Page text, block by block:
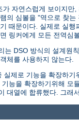
가 자연스럽게 보이지
의 심볼을 "역으로 찾
때문이다. 실제로 실
링커에게 모든 전역심
는 DSO 방식의 설계원
체를 사용하지 않는다.
실제로 기능을 확장하
기능을 확장하기위해 모
대열에 합류했다. 그래